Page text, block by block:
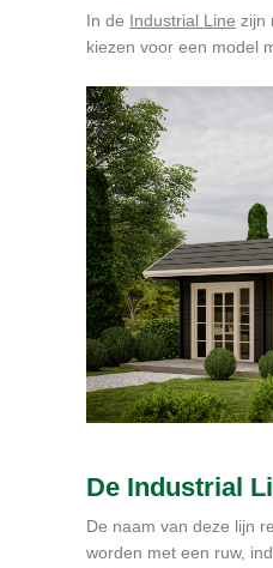
In de Industrial Line zijn
kiezen voor een model
De Industrial
De naam van deze lijn
worden met een ruw,